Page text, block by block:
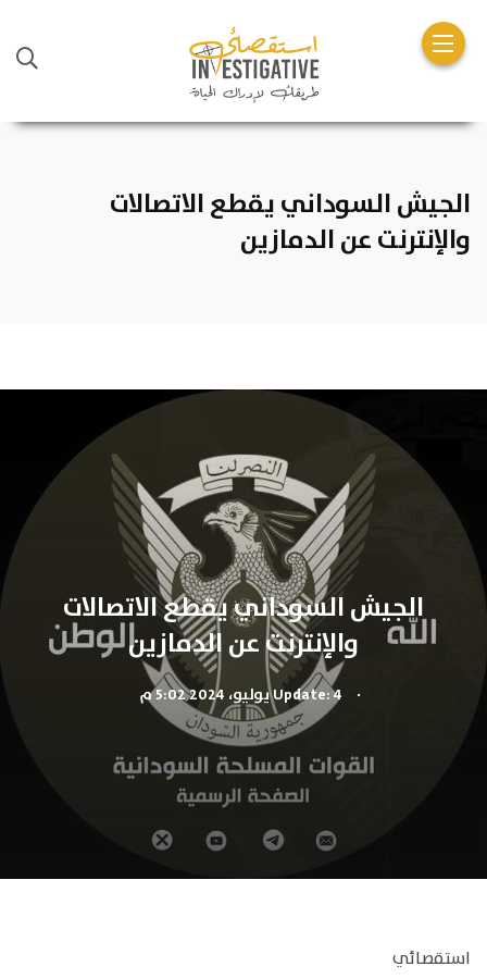
الجيش السوداني يقطع الاتصالات
والإنترنت عن الدمازين
الجيش السوداني يقطع الاتصالات
والإنترنت عن الدمازين
.
استقصائي